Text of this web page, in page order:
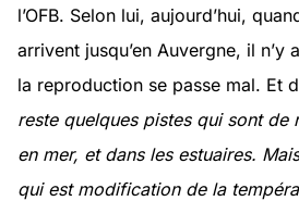
l’OFB. Selon lui, aujourd’hui,
arrivent jusqu’en Auvergne, il n’y
la reproduction se passe mal. Et
reste quelques pistes qui sont de
en mer, et dans les estuaires.
qui est modification de la